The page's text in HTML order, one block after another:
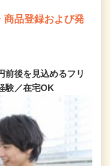
商品登録および発
前後を見込めるフリ
験／在宅OK